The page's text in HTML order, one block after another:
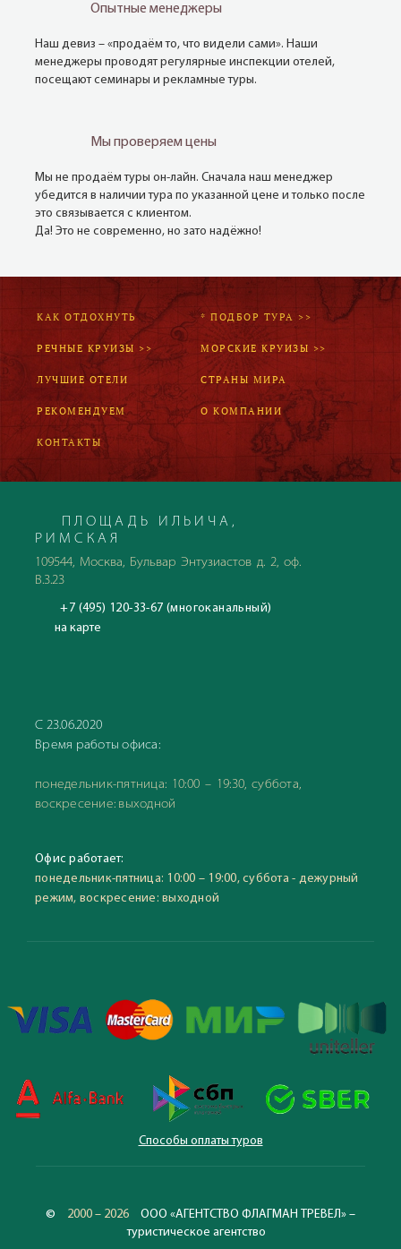
Опытные менеджеры
Наш девиз – «продаём то, что видели сами». Наши
менеджеры проводят регулярные инспекции отелей,
посещают семинары и рекламные туры.
Мы проверяем цены
Мы не продаём туры он-лайн. Сначала наш менеджер
убедится в наличии тура по указанной цене и только после
это связывается с клиентом.
Да! Это не современно, но зато надёжно!
КАК ОТДОХНУТЬ * ПОДБОР ТУРА >>
РЕЧНЫЕ КРУИЗЫ >> МОРСКИЕ КРУИЗЫ >>
ЛУЧШИЕ ОТЕЛИ СТРАНЫ МИРА
РЕКОМЕНДУЕМ О КОМПАНИИ
КОНТАКТЫ
ПЛОЩАДЬ ИЛЬИЧА,
РИМСКАЯ
109544, Москва, Бульвар Энтузиастов д. 2, оф.
В.3.23
+7 (495) 120-33-67 (многоканальный)
на карте
С 23.06.2020
Время работы офиса:
понедельник-пятница: 10:00 – 19:30, суббота,
воскресение: выходной
Офис работает:
понедельник-пятница: 10:00 – 19:00, суббота - дежурный
режим, воскресение: выходной
Способы оплаты туров
© 2000 – 2026
ООО «АГЕНТСТВО ФЛАГМАН ТРЕВЕЛ» –
туристическое агентство